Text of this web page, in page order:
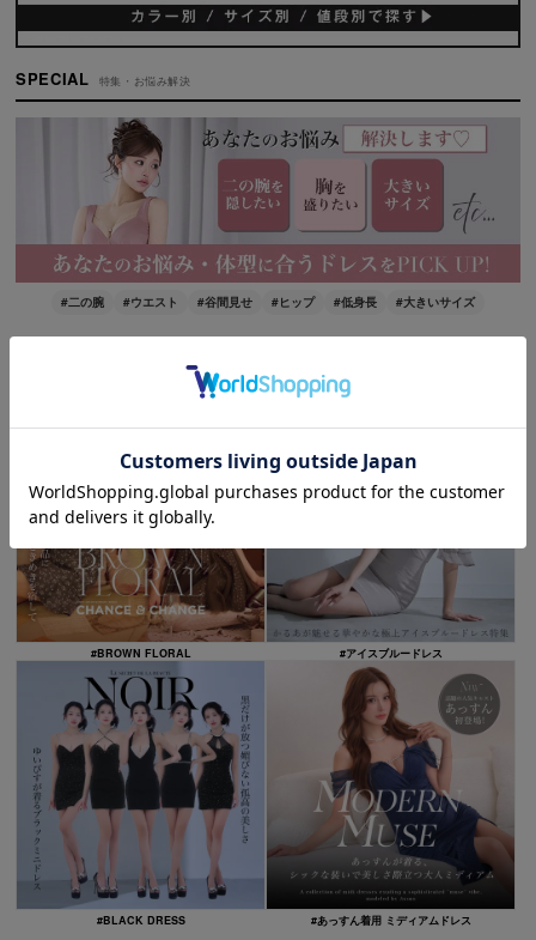
SPECIAL 特集・お悩み解決
#二の腕 #ウエスト #谷間見せ #ヒップ #低身長 #大きいサイズ
#BROWN FLORAL #アイスブルードレス
#BLACK DRESS #あっすん着用 ミディアムドレス